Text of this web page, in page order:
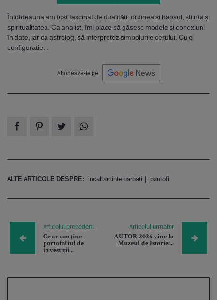
Întotdeauna am fost fascinat de dualități: ordinea și haosul, știința și
spiritualitatea. Ca analist, îmi place să găsesc modele și conexiuni
în date, iar ca astrolog, să interpretez simbolurile cerului. Cu o
configurație...
Abonează-te pe
ALTE ARTICOLE DESPRE: incaltaminte barbati pantofi
Articolul precedent
Ce ar conține
portofoliul de
investiții...
Articolul urmator
AUTOR 2026 vine la
Muzeul de Istorie:...